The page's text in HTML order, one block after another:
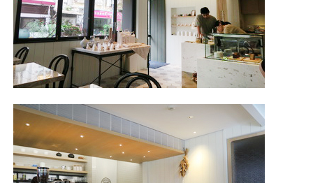
餐桌週記
享樂隨手拍
照相簿
影音區
創意出版服務
歷史區